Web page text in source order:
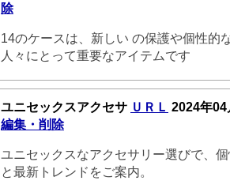
除
14のケースは、新しい の保護や個性的
人々にとって重要なアイテムです
ユニセックスアクセサ ＵＲＬ 2024年04
編集・削除
ユニセックスなアクセサリー選びで、
と最新トレンドをご案内。